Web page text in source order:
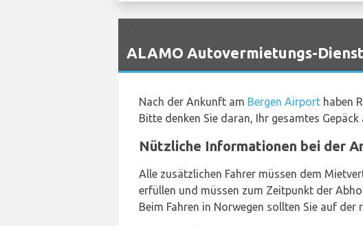
ALAMO Autovermietungs-
Nach der Ankunft am Bergen Airport haben
Bitte denken Sie daran, Ihr gesamtes
Nützliche Informationen bei der
Alle zusätzlichen Fahrer müssen dem
erfüllen und müssen zum Zeitpunkt der
Beim Fahren in Norwegen sollten Sie auf der